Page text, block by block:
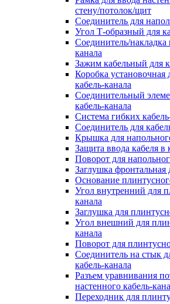
стену/потолок/щит
Соединитель для
Угол Т-образный для
Соединитель/накладка
канала
Зажим кабельный для
Коробка установочная
кабель-канала
Соединительный
кабель-канала
Система гибких
Соединитель для
Крышка для
Защита ввода кабеля в
Поворот для
Заглушка фронтальная
Основание
Угол внутренний для
канала
Заглушка для
Угол внешний для
канала
Поворот для
Соединитель на стык
кабель-канала
Разъем уравнивания
настенного кабель-
Переходник для